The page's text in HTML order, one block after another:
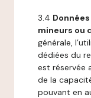
3.4
mineurs ou
générale,
dédiées du
est réservée
de la
pouvant en